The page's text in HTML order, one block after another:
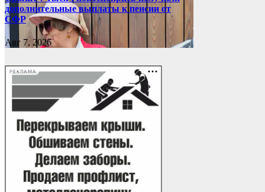
дополнительные выплаты к пенсии от
СФР
Авг 7, 2026
РЕКЛАМА